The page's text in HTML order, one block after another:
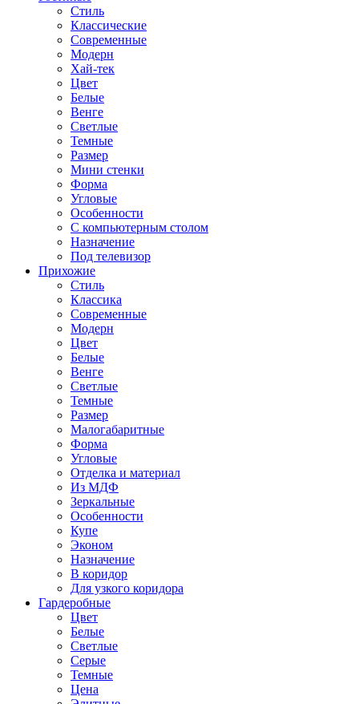
Стиль
Классические
Современные
Модерн
Хай-тек
Цвет
Белые
Венге
Светлые
Темные
Размер
Мини стенки
Форма
Угловые
Особенности
С компьютерным столом
Назначение
Под телевизор
Прихожие
Стиль
Классика
Современные
Модерн
Цвет
Белые
Венге
Светлые
Темные
Размер
Малогабаритные
Форма
Угловые
Отделка и материал
Из МДФ
Зеркальные
Особенности
Купе
Эконом
Назначение
В коридор
Для узкого коридора
Гардеробные
Цвет
Белые
Светлые
Серые
Темные
Цена